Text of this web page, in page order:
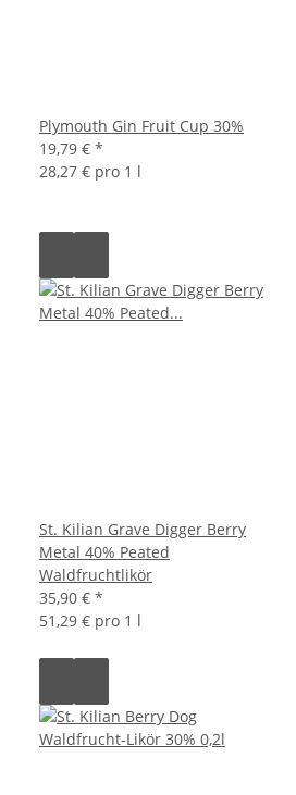
Plymouth Gin Fruit Cup 30%
19,79 € *
28,27 € pro 1 l
St. Kilian Grave Digger Berry
Metal 40% Peated
Waldfruchtlikör
35,90 € *
51,29 € pro 1 l